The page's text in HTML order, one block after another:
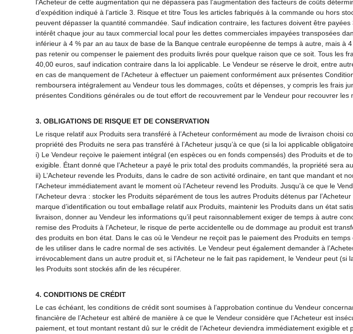
l’Acheteur de cette augmentation qui ne dépassera pas l’augmentation des facteurs de coûts
d’expédition indiqué à l’article 3. Risque et titre Tous les articles fabriqués à la commande ou hors
peuvent dépasser la quantité commandée. Sauf indication contraire, les factures doivent être
intérêt chaque jour au taux commercial local pour les dettes commerciales impayées transposées
inférieur à 4 % par an au taux de base de la Banque centrale européenne de temps à autre, mais à
pas retenir ou compenser le paiement des produits livrés pour quelque raison que ce soit. Tous les
40,00 euros, sauf indication contraire dans la loi applicable. Le Vendeur se réserve le droit, entre
en cas de manquement de l’Acheteur à effectuer un paiement conformément aux présentes
remboursera intégralement au Vendeur tous les dommages, coûts et dépenses, y compris les frais
présentes Conditions générales ou de tout effort de recouvrement par le Vendeur pour recouvrer les
3. OBLIGATIONS DE RISQUE ET DE CONSERVATION
Le risque relatif aux Produits sera transféré à l’Acheteur conformément au mode de livraison choisi
propriété des Produits ne sera pas transféré à l’Acheteur jusqu’à ce que (si la loi applicable
i) Le Vendeur reçoive le paiement intégral (en espèces ou en fonds compensés) des Produits et de
exigible. Étant donné que l’Acheteur a payé le prix total des produits commandés, la propriété sera
ii) L’Acheteur revende les Produits, dans le cadre de son activité ordinaire, en tant que mandant et
l’Acheteur immédiatement avant le moment où l’Acheteur revend les Produits. Jusqu’à ce que le
l’Acheteur devra : stocker les Produits séparément de tous les autres Produits détenus par
marque d’identification ou tout emballage relatif aux Produits, maintenir les Produits dans un état
livraison, donner au Vendeur les informations qu’il peut raisonnablement exiger de temps à autre
remise des Produits à l’Acheteur, le risque de perte accidentelle ou de dommage au produit est
des produits en bon état. Dans le cas où le Vendeur ne reçoit pas le paiement des Produits en
de les utiliser dans le cadre normal de ses activités. Le Vendeur peut également demander à
irrévocablement dans un autre produit et, si l’Acheteur ne le fait pas rapidement, le Vendeur peut
les Produits sont stockés afin de les récupérer.
4. CONDITIONS DE CRÉDIT
Le cas échéant, les conditions de crédit sont soumises à l’approbation continue du Vendeur
financière de l’Acheteur est altéré de manière à ce que le Vendeur considère que l’Acheteur est
paiement, et tout montant restant dû sur le crédit de l’Acheteur deviendra immédiatement exigible